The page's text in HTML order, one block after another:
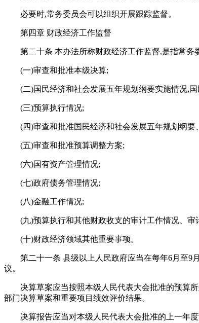
必要时,常务委员会可以组织开展跟踪监督。
第四章 财政经济工作监督
第二十条 本办法所称财政经济工作监督,是指常务
(一)审查和批准本级决算;
(二)国民经济和社会发展五年规划纲要实施情况,
(三)预算执行情况;
(四)审查和批准国民经济和社会发展五年规划纲要
(五)审查和批准预算调整方案;
(六)国有资产管理情况;
(七)政府债务管理情况;
(八)金融工作情况;
(九)预算执行和其他财政收支的审计工作情况、审
(十)财政经济领域其他重要事项。
第二十一条 县级以上人民政府应当在每年6月至9
议。
决算草案应当按照本级人民代表大会批准的预算
部门决算草案和重要项目绩效评价结果。
决算报告应当对本级人民代表大会批准的上一年